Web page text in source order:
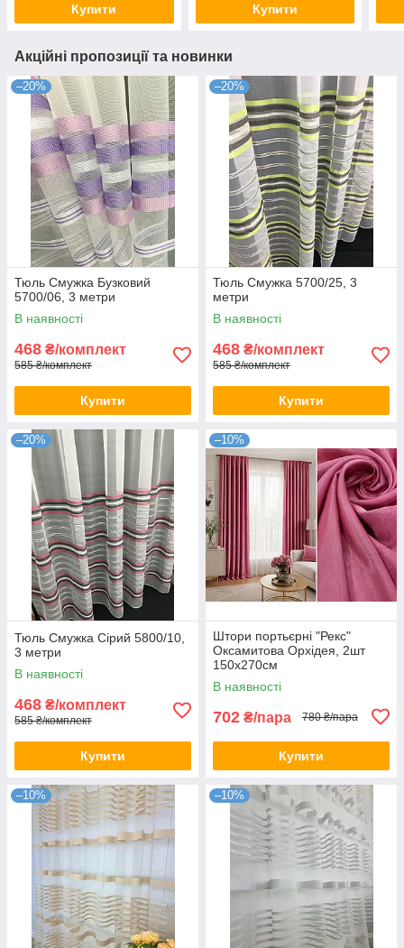
Купити Купити
Акційні пропозиції та новинки
–20%
Тюль Смужка Бузковий
5700/06, 3 метри
В наявності
468 ₴/комплект
585 ₴/комплект
Купити
–20%
Тюль Смужка 5700/25, 3
метри
В наявності
468 ₴/комплект
585 ₴/комплект
Купити
–20%
Тюль Смужка Сірий 5800/10,
3 метри
В наявності
468 ₴/комплект
585 ₴/комплект
Купити
–10%
Штори портьєрні "Рекс"
Оксамитова Орхідея, 2шт
150х270см
В наявності
702 ₴/пара 780 ₴/пара
Купити
–10% –10%